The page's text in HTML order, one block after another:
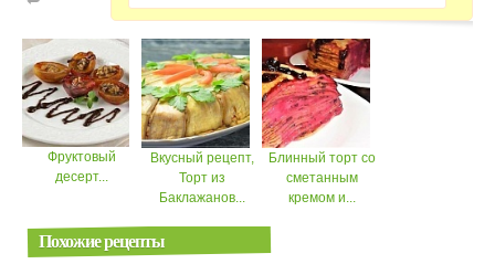
Фруктовый
десерт...
Вкусный рецепт,
Торт из
Баклажанов...
Блинный торт со
сметанным
кремом и...
Похожие рецепты